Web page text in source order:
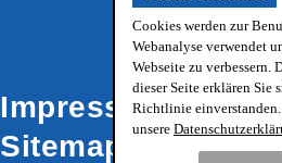
Impressum
Sitemap
Cookies werden zur
Webanalyse verwendet
Webseite zu verbessern.
dieser Seite erklären Sie
Richtlinie
unsere